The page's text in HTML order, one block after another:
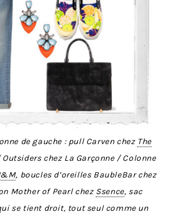
de gauche : pull Carven chez The
chez La Garçonne / Colonne
, boucles d’oreilles BaubleBar chez
Mother of Pearl chez Ssence, sac
se tient droit, tout seul comme un